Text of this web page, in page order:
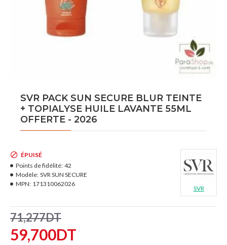
SVR PACK SUN SECURE BLUR TEINTE
+ TOPIALYSE HUILE LAVANTE 55ML
OFFERTE - 2026
59,700DT
71,277DT
ÉPUISÉ
Points de fidélité: 42
Modèle: SVR SUN SECURE
MPN: 171310062026
SVR